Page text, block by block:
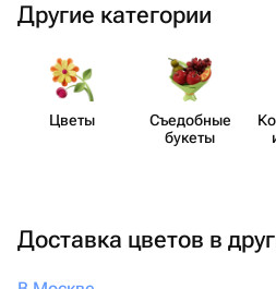
Другие категории
Цветы
Съедобные
букеты
Доставка цветов в